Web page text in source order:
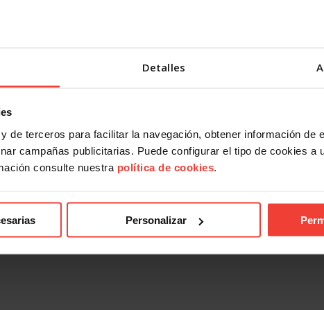
Detalles
de terceros para facilitar la navegación, obtener información de
campañas publicitarias. Puede configurar el tipo de cookies a
consulte nuestra política de cookies.
Personalizar